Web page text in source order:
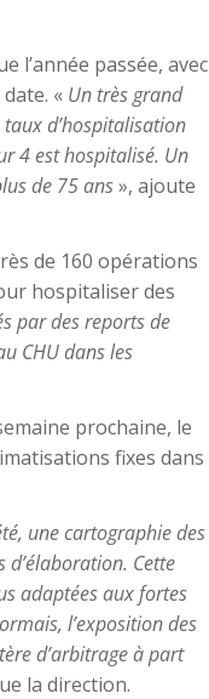
l’année passée, avec
« Un très grand
d’hospitalisation
4 est hospitalisé. Un
de 75 ans», ajoute
de 160 opérations
hospitaliser des
par des reports de
CHU dans les
prochaine, le
fixes dans
une cartographie des
d’élaboration. Cette
adaptées aux fortes
l’exposition des
d’arbitrage à part
la direction.